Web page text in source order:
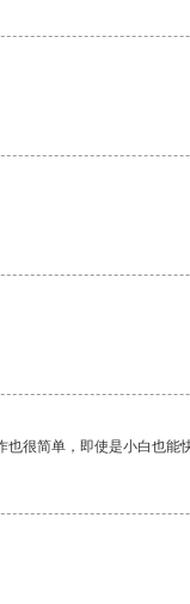
很简单，即使是小白也能